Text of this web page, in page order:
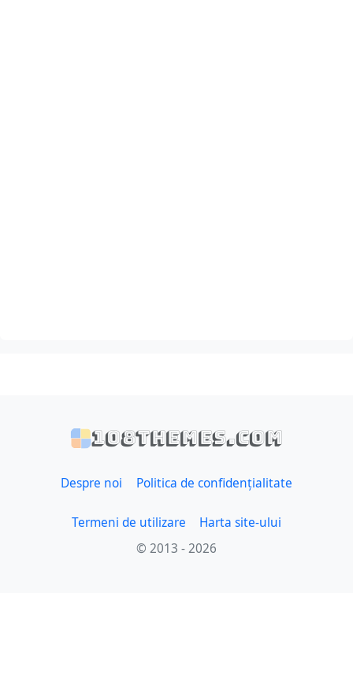
108themes.com
Despre noi Politica de confidențialitate
Termeni de utilizare
Harta site-ului
© 2013 - 2026